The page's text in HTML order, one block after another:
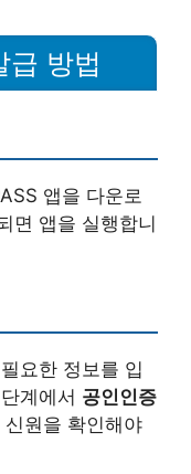
급 방법
앱을 다운로
면 앱을 실행합니
요한 정보를 입
계에서 공인인증
원을 확인해야